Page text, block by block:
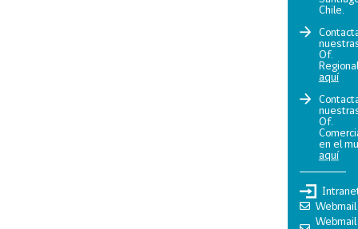
Chile.
Of.
aquí
Of.
en el
aquí
Webmail
Webmail